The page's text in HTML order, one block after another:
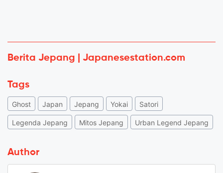
Berita Jepang | Japanesestation.com
Tags
Ghost Japan Jepang Yokai Satori
Legenda Jepang Mitos Jepang Urban Legend Jepang
Author